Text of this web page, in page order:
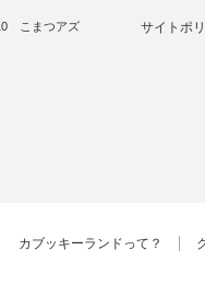
サイトポ
こまつアズ
カブッキーランドって？